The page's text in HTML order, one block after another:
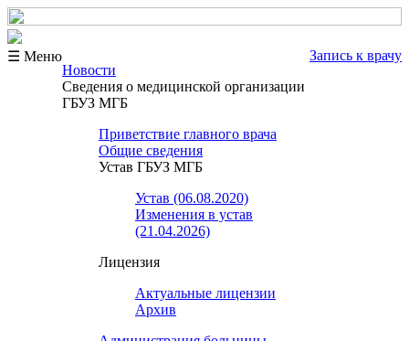
☰ Меню
Запись к врачу
Новости
Сведения о медицинской организации
ГБУЗ МГБ
Приветствие главного врача
Общие сведения
Устав ГБУЗ МГБ
Устав (06.08.2020)
Изменения в устав
(21.04.2026)
Лицензия
Актуальные лицензии
Архив